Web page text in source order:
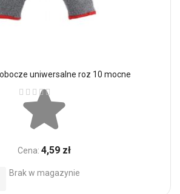
uniwersalne roz 10 mocne
Ocena:
Cena: 4,59 zł
Brak w magazynie
do Ulubionych